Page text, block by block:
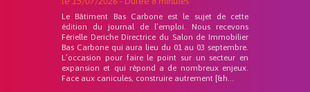
Le Bâtiment Bas Carbone est le sujet de cette
édition du journal de l’emploi. Nous recevons
Férielle Deriche Directrice du Salon de Immobilier
Bas Carbone qui aura lieu du 01 au 03 septembre.
L’occasion pour faire le point sur un secteur en
expansion et qui répond a de nombreux enjeux.
Face aux canicules, construire autrement [&h...